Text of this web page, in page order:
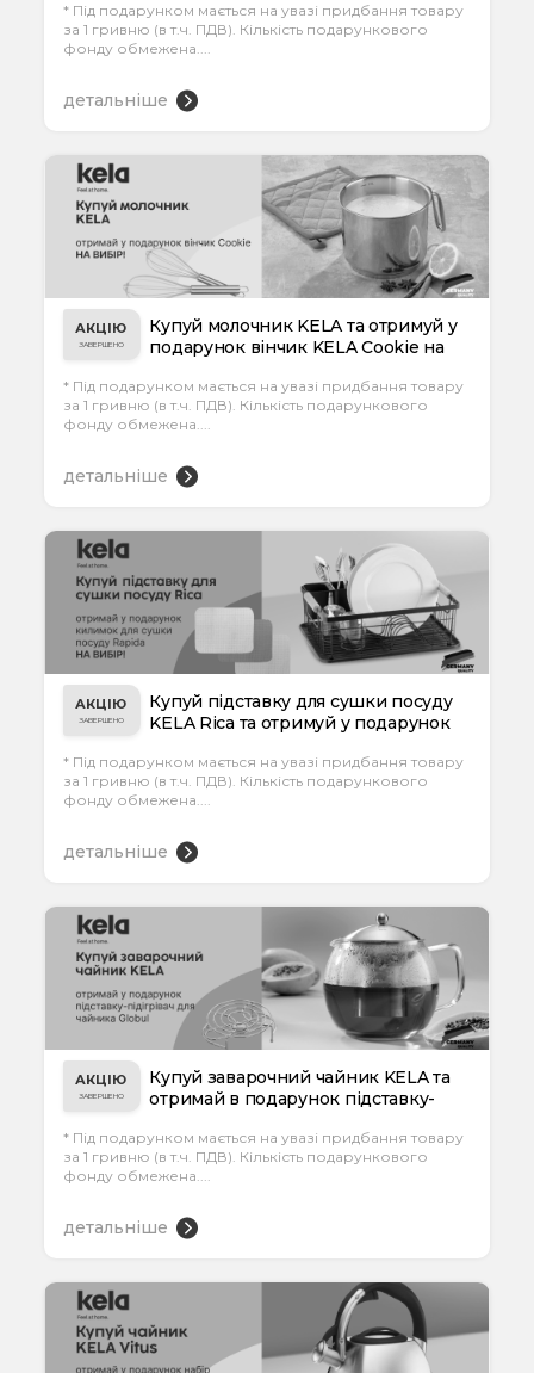
* Під подарунком мається на увазі придбання товару
за 1 гривню (в т.ч. ПДВ). Кількість подарункового
фонду обмежена....
детальніше
АКЦІЮ
ЗАВЕРШЕНО
Купуй молочник KELA та отримуй у
подарунок вінчик KELA Cookie на
* Під подарунком мається на увазі придбання товару
за 1 гривню (в т.ч. ПДВ). Кількість подарункового
фонду обмежена....
детальніше
АКЦІЮ
ЗАВЕРШЕНО
Купуй підставку для сушки посуду
KELA Rica та отримуй у подарунок
* Під подарунком мається на увазі придбання товару
за 1 гривню (в т.ч. ПДВ). Кількість подарункового
фонду обмежена....
детальніше
АКЦІЮ
ЗАВЕРШЕНО
Купуй заварочний чайник KELA та
отримай в подарунок підставку-
* Під подарунком мається на увазі придбання товару
за 1 гривню (в т.ч. ПДВ). Кількість подарункового
фонду обмежена....
детальніше